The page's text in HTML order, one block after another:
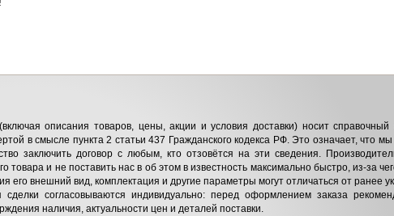
описания товаров, цены, акции и условия доставки) носит справочный
в смысле пункта 2 статьи 437 Гражданского кодекса РФ. Это означает, что
заключить договор с любым, кто отзовётся на эти сведения.
товара и не поставить нас в об этом в известность максимально быстро, из-за
его внешний вид, комплектация и другие параметры могут отличаться от ранее
сделки согласовываются индивидуально: перед оформлением заказа
наличия, актуальности цен и деталей поставки.